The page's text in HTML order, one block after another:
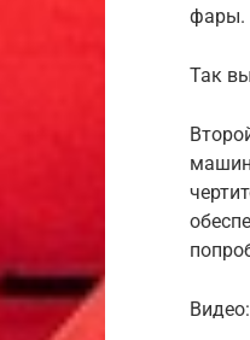
фары.
Так